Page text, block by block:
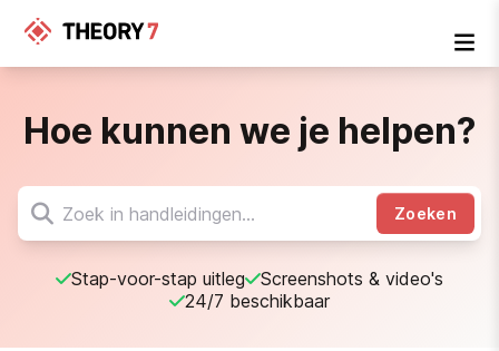
Hoe kunnen we je helpen?
Zoeken
Stap-voor-stap uitleg
Screenshots & video's
24/7 beschikbaar